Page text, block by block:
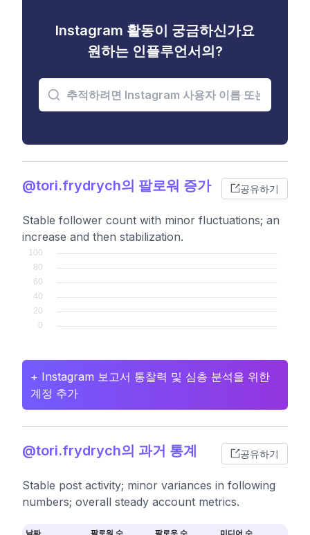
Instagram 활동이 궁금하신가요
원하는 인플루언서의?
@tori.frydrych의 팔로워 증가 공유하기
Stable follower count with minor fluctuations; an
increase and then stabilization.
+ Instagram 보고서 통찰력 및 심층 분석을 위한
계정 추가
@tori.frydrych의 과거 통계 공유하기
Stable post activity; minor variances in following
numbers; overall steady account metrics.
날짜 팔로워 수 팔로우 수 미디어 수